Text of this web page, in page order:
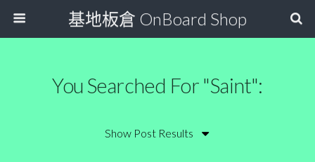
基地板倉 OnBoard Shop
You Searched For "saint":